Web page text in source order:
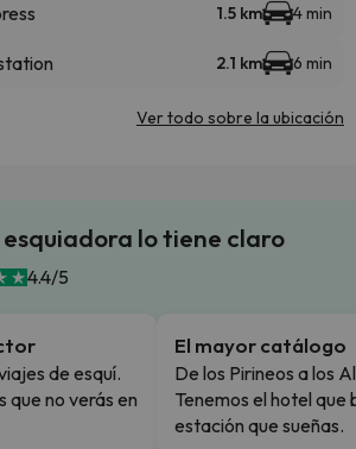
1.5 km 4 min
2.1 km 6 min
Ver todo sobre la ubicación
lo tiene claro
4.4/5
de esquí.
no verás en
El mayor catálogo
De los Pirineos a los
Tenemos el hotel que
estación que sueñas.